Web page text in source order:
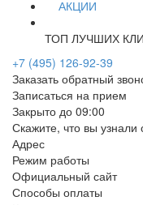
АКЦИИ
ТОП ЛУЧШИХ
+7 (495) 126-92-39
Заказать обратный
Записаться на прием
Закрыто до 09:00
Скажите, что вы
Адрес
Режим работы
Официальный сайт
Способы оплаты